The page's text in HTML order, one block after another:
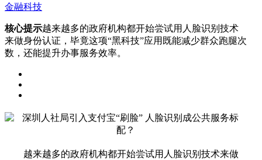
金融科技
核心提示越来越多的政府机构都开始尝试用人脸识别技术
来做身份认证，毕竟这项“黑科技”应用既能减少群众跑腿次
数，还能提升办事服务效率。
越来越多的政府机构都开始尝试用人脸识别技术来做